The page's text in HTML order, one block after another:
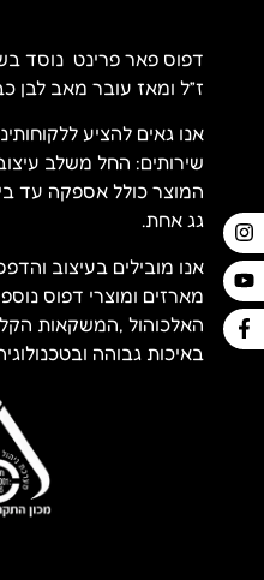
ז”ל ומאז עובר מאב לבן כבר 3
אנו גאים להציע
שירותים: החל משלב
המוצר כולל אספקה עד
גג אחת.
אנו מובילים בעיצוב
מארזים ומוצרי דפוס
האלכוהול ,המשקאות
באיכות גבוהה